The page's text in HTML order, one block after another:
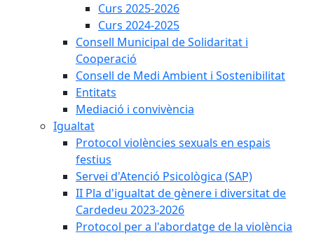
Curs 2025-2026
Curs 2024-2025
Consell Municipal de Solidaritat i
Cooperació
Consell de Medi Ambient i Sostenibilitat
Entitats
Mediació i convivència
Igualtat
Protocol violències sexuals en espais
festius
Servei d'Atenció Psicològica (SAP)
II Pla d'igualtat de gènere i diversitat de
Cardedeu 2023-2026
Protocol per a l'abordatge de la violència